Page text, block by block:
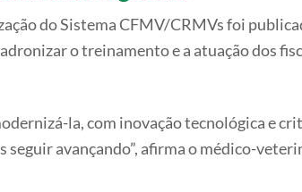
do Sistema CFMV/CRMVs foi
o treinamento e a atuação dos
la, com inovação tecnológica e
avançando”, afirma o médico-